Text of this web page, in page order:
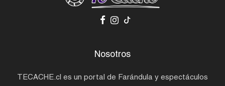
Nosotros
TECACHE.cl es un portal de Farándula y espectáculos